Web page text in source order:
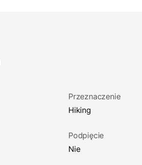
Przeznaczenie
Hiking
Podpięcie
Nie